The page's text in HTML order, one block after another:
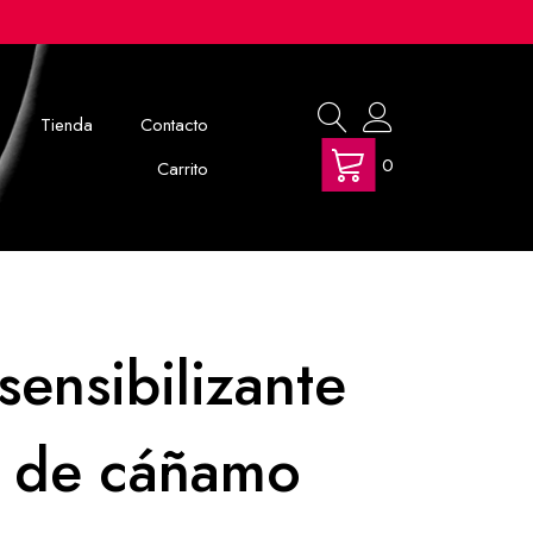
Tienda
Contacto
Carrito
0
cáñamo